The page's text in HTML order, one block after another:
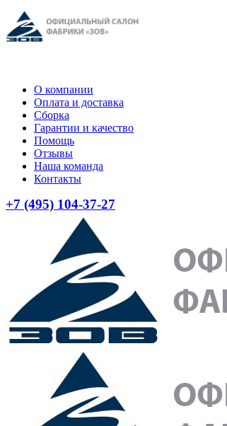
О компании
Оплата и доставка
Сборка
Гарантии и качество
Помощь
Отзывы
Наша команда
Контакты
+7 (495) 104-37-27